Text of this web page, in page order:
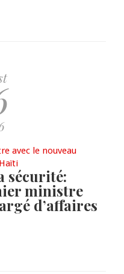
sécurité:
ministre
d’affaires